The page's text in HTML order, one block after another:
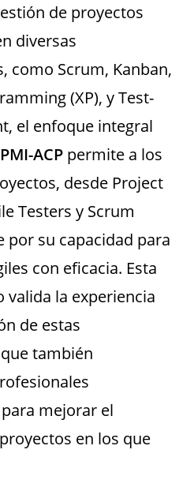
de proyectos
diversas
como Scrum, Kanban,
(XP), y Test-
el enfoque integral
PMI-ACP permite a los
desde Project
Testers y Scrum
por su capacidad para
con eficacia. Esta
la experiencia
de estas
también
mejorar el
en los que